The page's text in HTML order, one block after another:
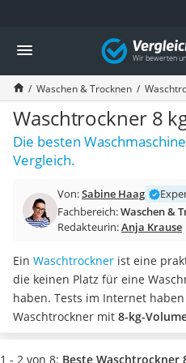
Die beliebtesten Vergleiche nach
Haushalt
Wassersprudler
Zentralstaubsauger
Brotbackautomat
Wischroboter
Wäschespinne
Industriestaubsauger
Akku-Staubsauger
Eierkocher
Saug-Wisch-Roboter
Handstaubsauger
Milchaufschäumer
Kondenstrockner
Reiskocher
Heißwasserspender
Vergleich
Waschen & Trocknen
Waschtrockner 8
Die besten
Vergleich.
Von:Sabine Haag
Fachbereich:Waschen &
Redakteurin:Anja Krause
Ein Waschtrockner ist eine
die keinen Platz für eine
haben. Tests im Internet
Waschtrockner mit 8-kg-
drei bis vier Personenoptimal
kg-Waschtrockner aus
1 - 2 von 8: Beste Waschtrockner